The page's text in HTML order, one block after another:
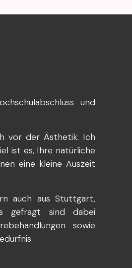
und
vor der Ästhetik. Ich
ist es, Ihre natürliche
eine kleine Auszeit
auch aus Stuttgart,
gefragt sind dabei
sowie